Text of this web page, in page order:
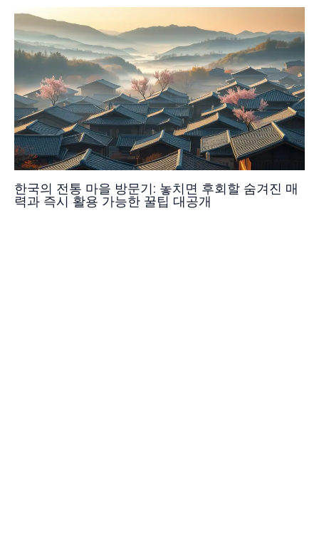
한국의 전통 마을 방문기: 놓치면 후회할 숨겨진 매
력과 즉시 활용 가능한 꿀팁 대공개